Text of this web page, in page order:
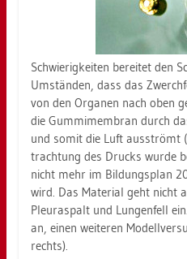
Schwie­rig­kei­ten be­rei­tet den
Um­stän­den, dass das
von den Or­ga­nen nach oben
die Gum­mi­mem­bran durch
und somit die Luft aus­strömt
trach­tung des Drucks wurde
nicht mehr im Bil­dungs­plan
wird. Das Ma­te­ri­al geht nicht
Pleu­raspalt und Lun­gen­fell
an, einen wei­te­ren
rechts).